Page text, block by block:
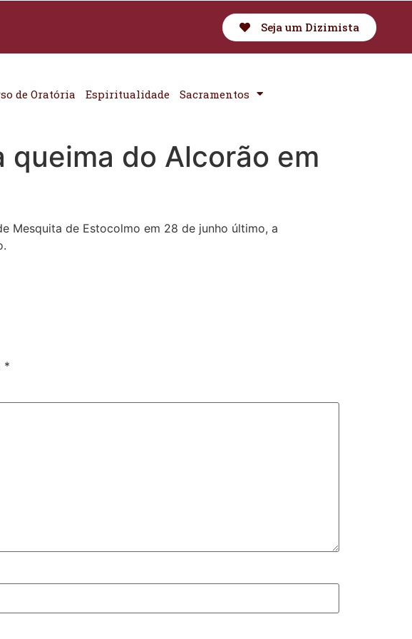
Seja um Dizimista
de Oratória Espiritualidade Sacramentos
queima do Alcorão em
Mesquita de Estocolmo em 28 de junho último, a
*